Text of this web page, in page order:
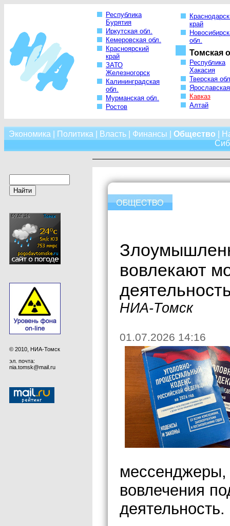
Республика
Бурятия
Иркутская обл.
Кемеровская обл.
Красноярский
край
ЗАТО
Железногорск
Калининградская
обл.
Мурманская обл.
Ростов
край
обл.
Томская
Республика
Хакасия
Тверская
Кавказ
Алтай
Экономика Политика Власть| Финансы Общество
© 2010, НИА-Томск
эл. почта:
nia.tomsk@mail.ru
вовлекают
НИА-Томск
01.07.2026 14:16
мессенджеры,
вовлечения
деятельность.